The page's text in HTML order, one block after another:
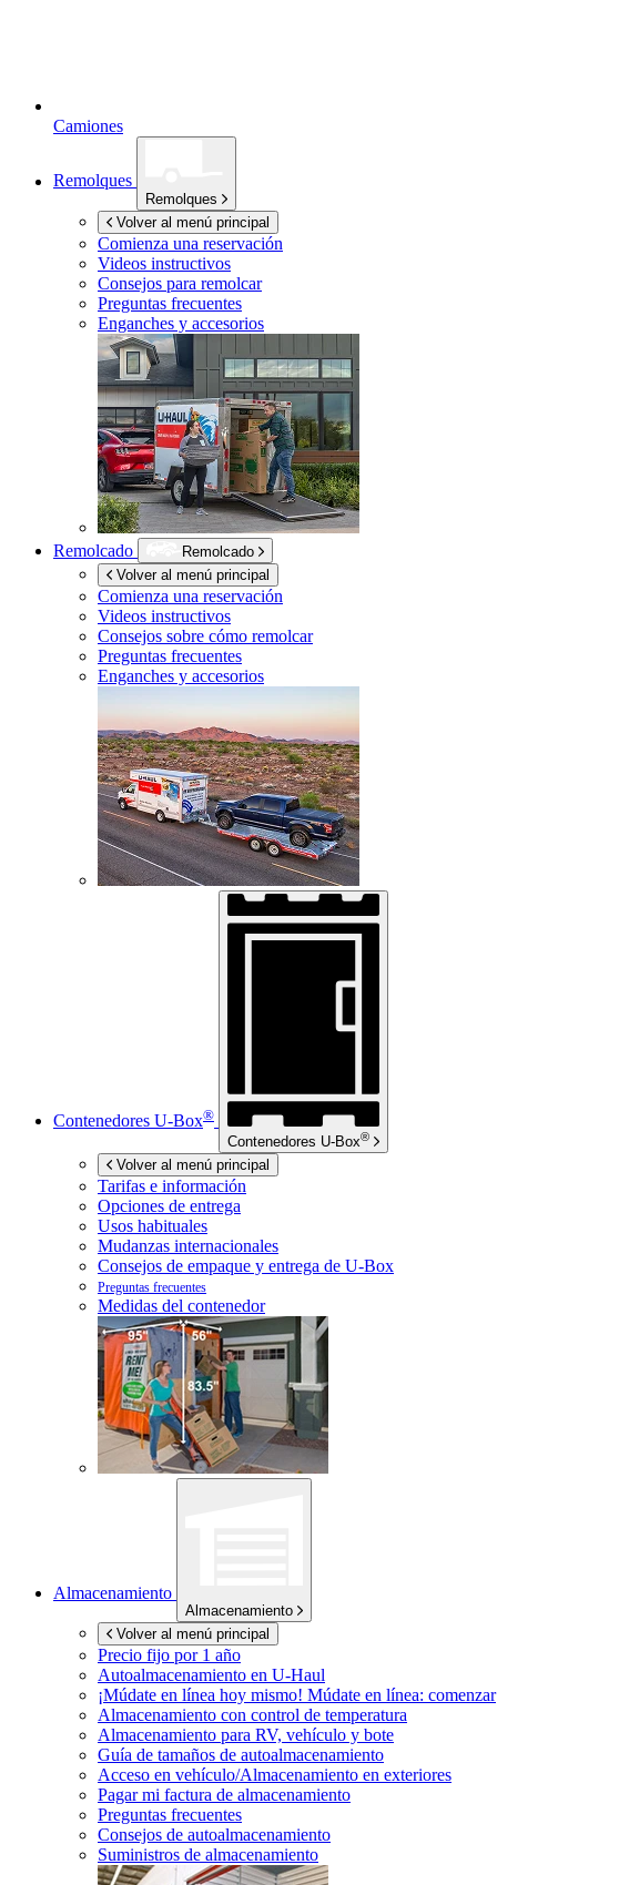
Camiones
Remolques
Remolques
Volver al menú principal
Comienza una reservación
Videos instructivos
Consejos para remolcar
Preguntas frecuentes
Enganches y accesorios
Remolcado
Remolcado
Volver al menú principal
Comienza una reservación
Videos instructivos
Consejos sobre cómo remolcar
Preguntas frecuentes
Enganches y accesorios
Contenedores U-Box®
Contenedores U-Box®
Volver al menú principal
Tarifas e información
Opciones de entrega
Usos habituales
Mudanzas internacionales
Consejos de empaque y entrega de U-Box
Preguntas frecuentes
Medidas del contenedor
Almacenamiento
Almacenamiento
Volver al menú principal
Precio fijo por 1 año
Autoalmacenamiento en U-Haul
¡Múdate en línea hoy mismo! Múdate en línea: comenzar
Almacenamiento con control de temperatura
Almacenamiento para RV, vehículo y bote
Guía de tamaños de autoalmacenamiento
Acceso en vehículo/Almacenamiento en exteriores
Pagar mi factura de almacenamiento
Preguntas frecuentes
Consejos de autoalmacenamiento
Suministros de almacenamiento